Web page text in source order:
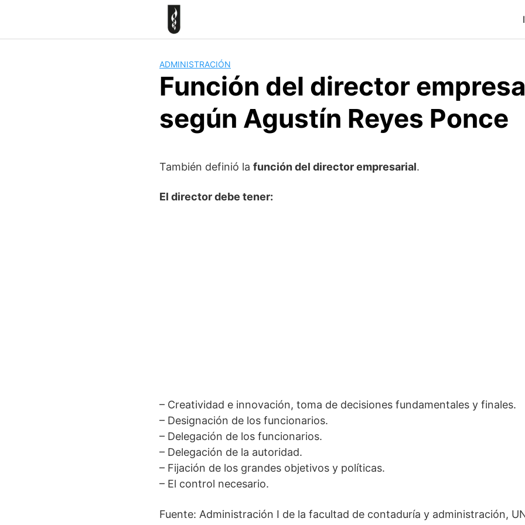
ADMINISTRACIÓN
Función del director
según Agustín Reyes Ponce
También definió la función del director empresarial.
El director debe tener:
– Creatividad e innovación, toma de decisiones fundamentales y finales.
– Designación de los funcionarios.
– Delegación de los funcionarios.
– Delegación de la autoridad.
– Fijación de los grandes objetivos y políticas.
– El control necesario.
Fuente: Administración I de la facultad de contaduría y administración,